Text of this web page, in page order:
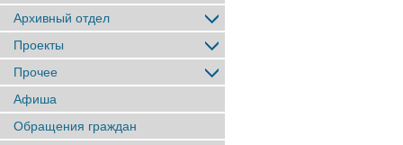
Архивный отдел
Проекты
Прочее
Афиша
Обращения граждан